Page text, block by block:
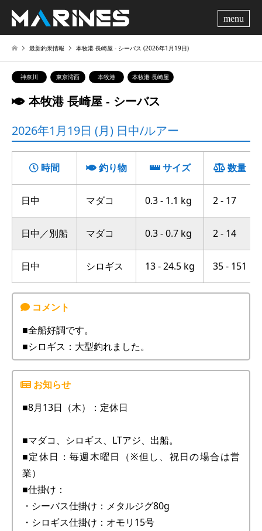
最新釣果情報 本牧港 長崎屋 ‐ シーバス (2026年1月19日)
神奈川 東京湾西 本牧港 本牧港 長崎屋
本牧港 長崎屋 ‐ シーバス
2026年1月19日 (月) 日中/ルアー
時間 釣り物 サイズ 数量
日中 マダコ 0.3 - 1.1 kg 2 - 17
日中／別船 マダコ 0.3 - 0.7 kg 2 - 14
日中 シロギス 13 - 24.5 kg 35 - 151
■全船好調です。
■シロギス：大型釣れました。
■8月13日（木）：定休日
■マダコ、シロギス、LTアジ、出船。
■定休日：毎週木曜日（※但し、祝日の場合は営
業）
■仕掛け：
・シーバス仕掛け：メタルジグ80g
・シロギス仕掛け：オモリ15号